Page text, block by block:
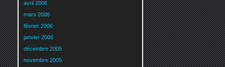
avril 2006
mars 2006
février 2006
janvier 2006
décembre 2005
novembre 2005